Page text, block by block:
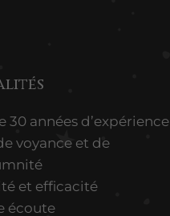
30 années d’expérience
voyance et de
et efficacité
écoute